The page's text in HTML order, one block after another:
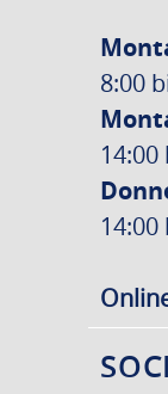
8:00